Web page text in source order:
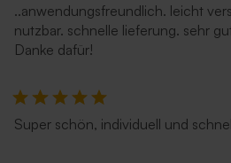
..anwendungsfreundlich. leicht
nutzbar. schnelle lieferung. sehr
Danke dafür!
Super schön, individuell und